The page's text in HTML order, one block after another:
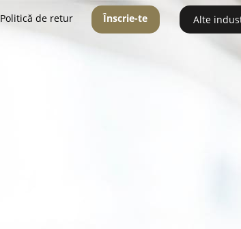
Politică de retur Înscrie-te Alte